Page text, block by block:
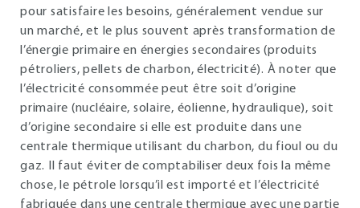
pour satisfaire les besoins, généralement vendue sur
un marché, et le plus souvent après transformation de
l’énergie primaire en énergies secondaires (produits
pétroliers, pellets de charbon, électricité). À noter que
l’électricité consommée peut être soit d’origine
primaire (nucléaire, solaire, éolienne, hydraulique), soit
d’origine secondaire si elle est produite dans une
centrale thermique utilisant du charbon, du fioul ou du
gaz. Il faut éviter de comptabiliser deux fois la même
chose, le pétrole lorsqu’il est importé et l’électricité
fabriquée dans une centrale thermique avec une partie